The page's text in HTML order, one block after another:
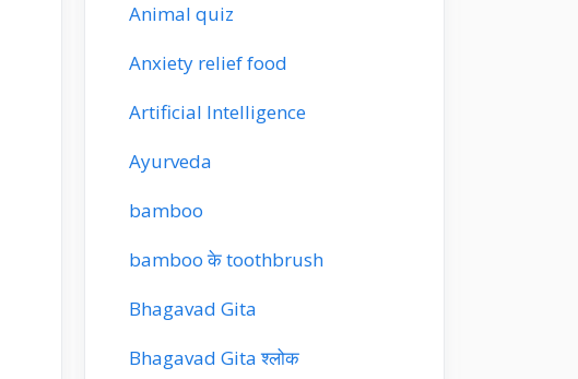
Animal quiz
Anxiety relief food
Artificial Intelligence
Ayurveda
bamboo
bamboo के toothbrush
Bhagavad Gita
Bhagavad Gita श्लोक